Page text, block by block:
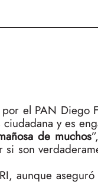
el PAN Diego
y es
de muchos
son
aunque